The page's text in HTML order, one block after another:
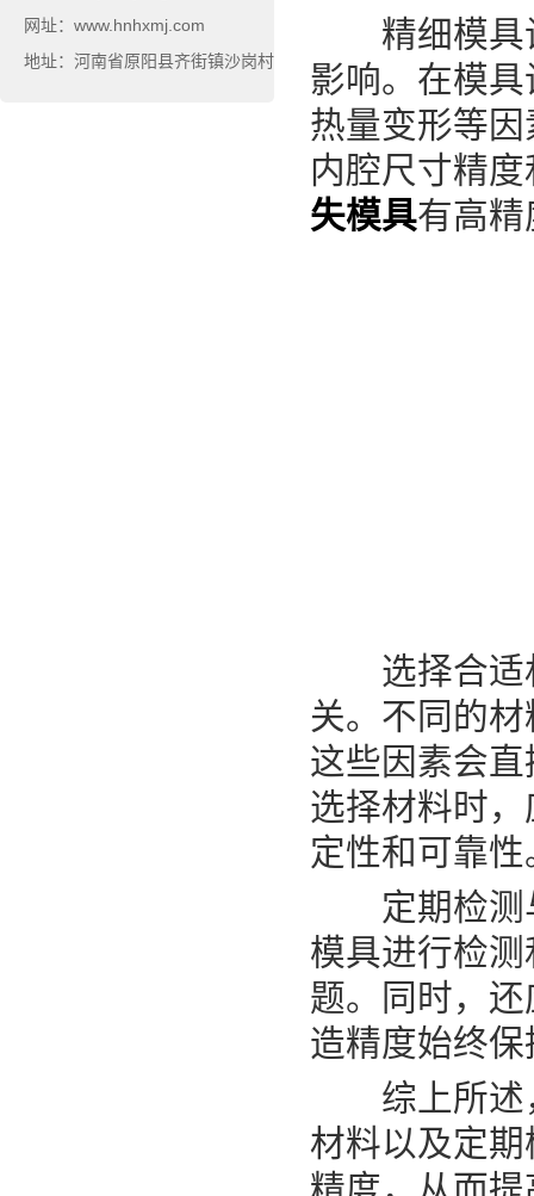
网址：www.hnhxmj.com
地址：河南省原阳县齐街镇沙岗村
精细模具设
影响。在模
热量变形等
内腔尺寸精
失模具有高
选择合适材
关。不同的
这些因素会
选择材料时
定性和可靠性
定期检测与
模具进行检
题。同时，
造精度始终
综上所述，
材料以及定